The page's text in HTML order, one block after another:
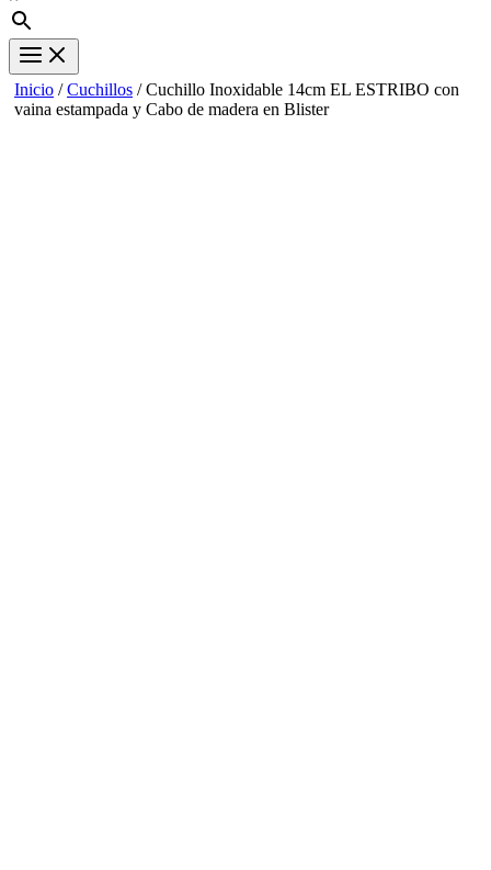
Inicio /Cuchillos / Cuchillo Inoxidable 14cm EL ESTRIBO con
vaina estampada y Cabo de madera en Blister